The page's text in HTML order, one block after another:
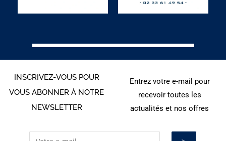
INSCRIVEZ-VOUS POUR
VOUS ABONNER À NOTRE
NEWSLETTER
Entrez votre e-mail pour
recevoir toutes les
actualités et nos offres